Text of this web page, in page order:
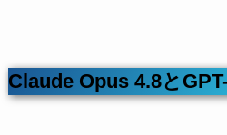
Claude Opus 4.8と